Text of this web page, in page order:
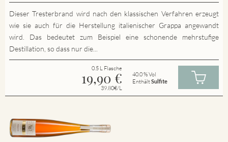
Dieser Tresterbrand wird nach den klassischen Verfahren erzeugt
wie sie auch für die Herstellung italienischer Grappa angewandt
wird. Das bedeutet zum Beispiel eine schonende mehrstufige
Destillation, so dass nur die...
0.5 L Flasche
19,90 €
39.80€/L
40.0 % Vol
EnthältSulfite